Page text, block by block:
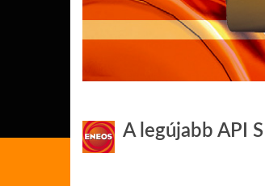
A legújabb API